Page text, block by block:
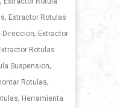
, Extractor Rotulas
Direccion, Extractor
Rotulas
Suspension,
Rotulas,
, Herramienta